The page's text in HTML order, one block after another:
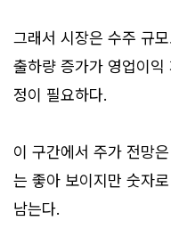
그래서 시장은 수주 규
출하량 증가가 영업이
정이 필요하다.
이 구간에서 주가 전망
는 좋아 보이지만 숫자
남는다.